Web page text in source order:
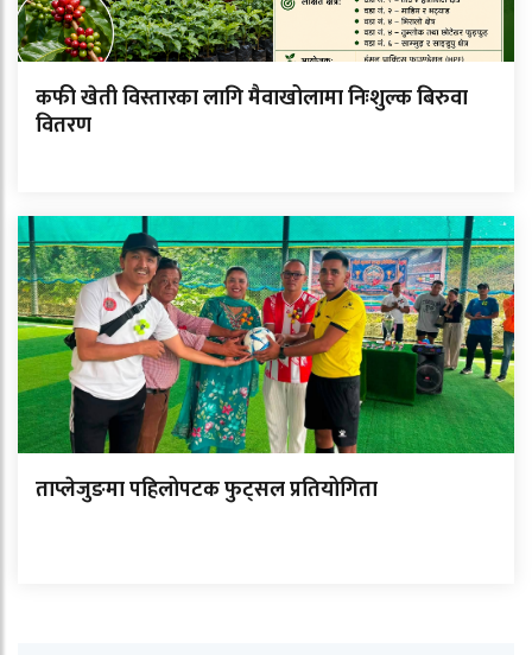
कफी खेती विस्तारका लागि मैवाखोलामा निःशुल्क बिरुवा
वितरण
ताप्लेजुङमा पहिलोपटक फुट्सल प्रतियोगिता